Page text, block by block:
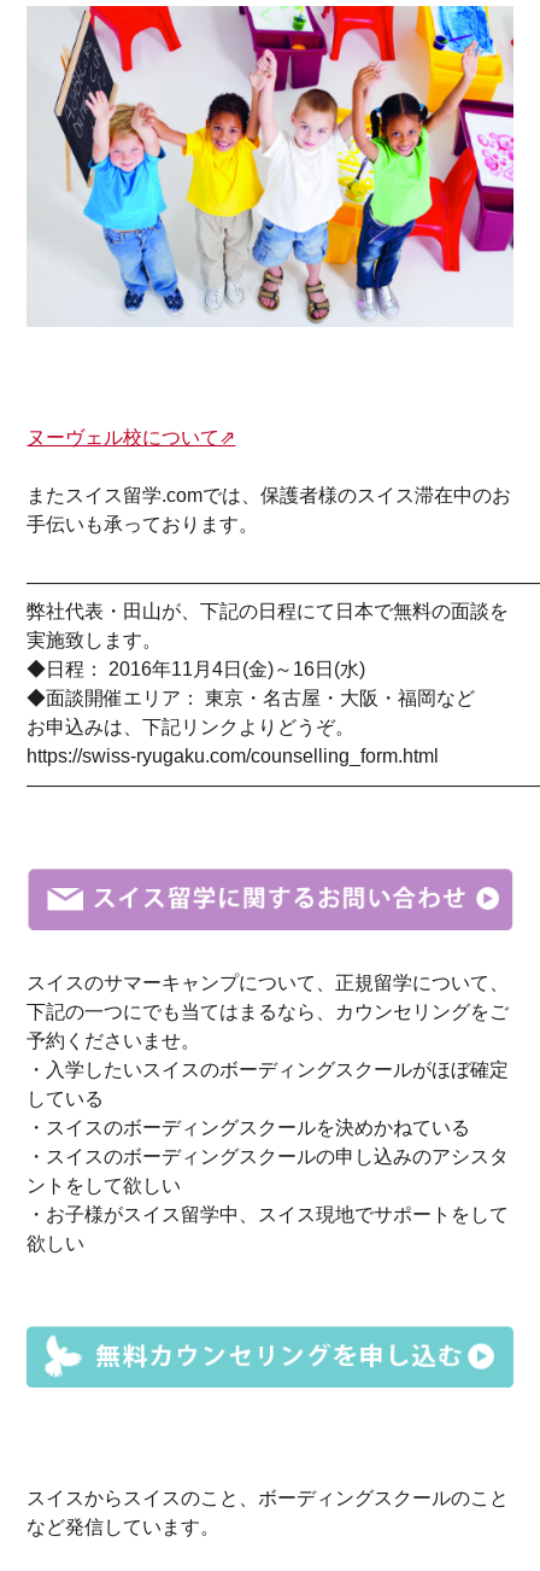
ヌーヴェル校について⇗
またスイス留学.comでは、保護者様のスイス滞在中のお
手伝いも承っております。
弊社代表・田山が、下記の日程にて日本で無料の面談を
実施致します。
◆日程： 2016年11月4日(金)～16日(水)
◆面談開催エリア： 東京・名古屋・大阪・福岡など
お申込みは、下記リンクよりどうぞ。
https://swiss-ryugaku.com/counselling_form.html
スイスのサマーキャンプについて、正規留学について、
下記の一つにでも当てはまるなら、カウンセリングをご
予約くださいませ。
・入学したいスイスのボーディングスクールがほぼ確定
している
・スイスのボーディングスクールを決めかねている
・スイスのボーディングスクールの申し込みのアシスタ
ントをして欲しい
・お子様がスイス留学中、スイス現地でサポートをして
欲しい
スイスからスイスのこと、ボーディングスクールのこと
など発信しています。